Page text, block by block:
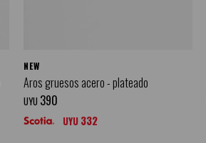
NEW
Aros gruesos acero - plateado
UYU 390
UYU 332